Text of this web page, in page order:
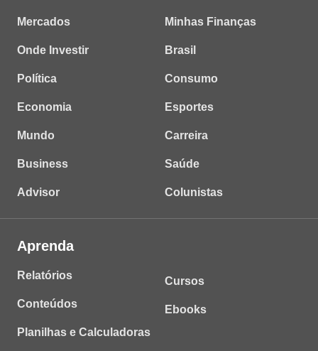
Mercados
Onde Investir
Política
Economia
Mundo
Business
Advisor
Minhas Finanças
Brasil
Consumo
Esportes
Carreira
Saúde
Colunistas
Aprenda
Relatórios
Conteúdos
Planilhas e Calculadoras
Cursos
Ebooks